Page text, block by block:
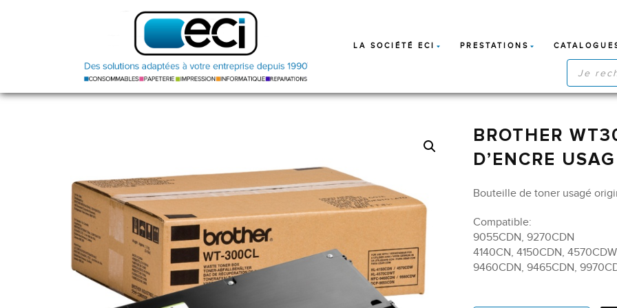
LA SOCIÉTÉ ECI PRESTATIONS
DE
BROTHER
D’ENCRE
Bouteille de toner usagé
Compatible:
9055CDN, 9270CDN
4140CN, 4150CDN,
9460CDN, 9465CDN,